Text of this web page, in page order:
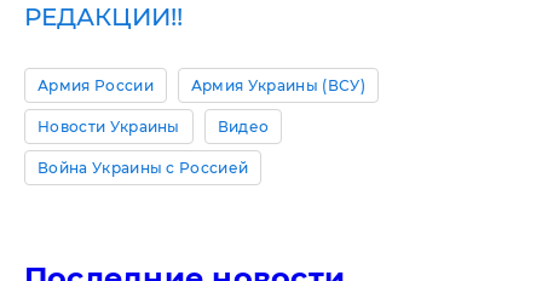
РЕДАКЦИИ!!
Армия России Армия Украины (ВСУ)
Новости Украины Видео
Война Украины с Россией